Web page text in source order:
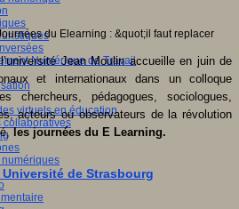
Numérique de Travail
virtuels en éducation
collaboratives
Jean Moulin accueille en juin de
et internationaux dans un colloque
chercheurs, pédagogues, sociologues,
acteurs ou observateurs de la révolution
les journées du E Learning.
de Strasbourg